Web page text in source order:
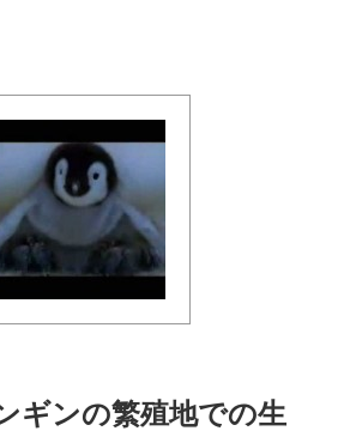
ギンの繁殖地での生